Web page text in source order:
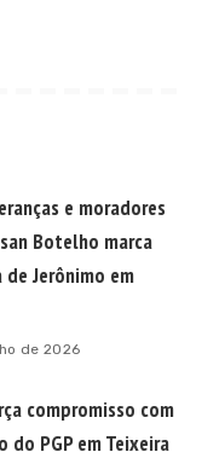
e moradores
Botelho marca
Jerônimo em
de 2026
compromisso com
PGP em Teixeira